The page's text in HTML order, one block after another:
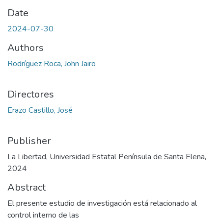
Date
2024-07-30
Authors
Rodríguez Roca, John Jairo
Directores
Erazo Castillo, José
Publisher
La Libertad, Universidad Estatal Península de Santa Elena,
2024
Abstract
El presente estudio de investigación está relacionado al
control interno de las